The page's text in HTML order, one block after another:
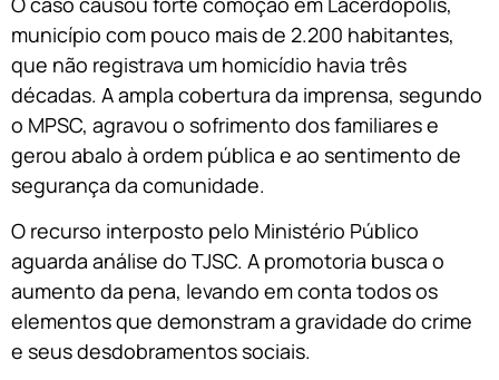
município com pouco mais de 2.200 habitantes,
que não registrava um homicídio havia três
décadas. A ampla cobertura da imprensa, segundo
o MPSC, agravou o sofrimento dos familiares e
gerou abalo à ordem pública e ao sentimento de
segurança da comunidade.
O recurso interposto pelo Ministério Público
aguarda análise do TJSC. A promotoria busca o
aumento da pena, levando em conta todos os
elementos que demonstram a gravidade do crime
e seus desdobramentos sociais.